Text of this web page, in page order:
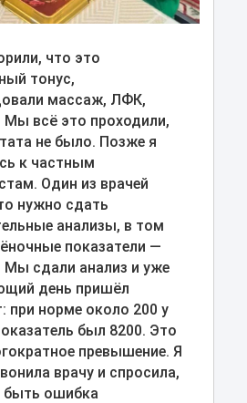
что это
тонус,
массаж, ЛФК,
Мы всё это проходили,
не было. Позже я
к частным
Один из врачей
нужно сдать
анализы, в том
показатели —
сдали анализ и уже
день пришёл
при норме около 200 у
был 8200. Это
превышение. Я
врачу и спросила,
быть ошибка